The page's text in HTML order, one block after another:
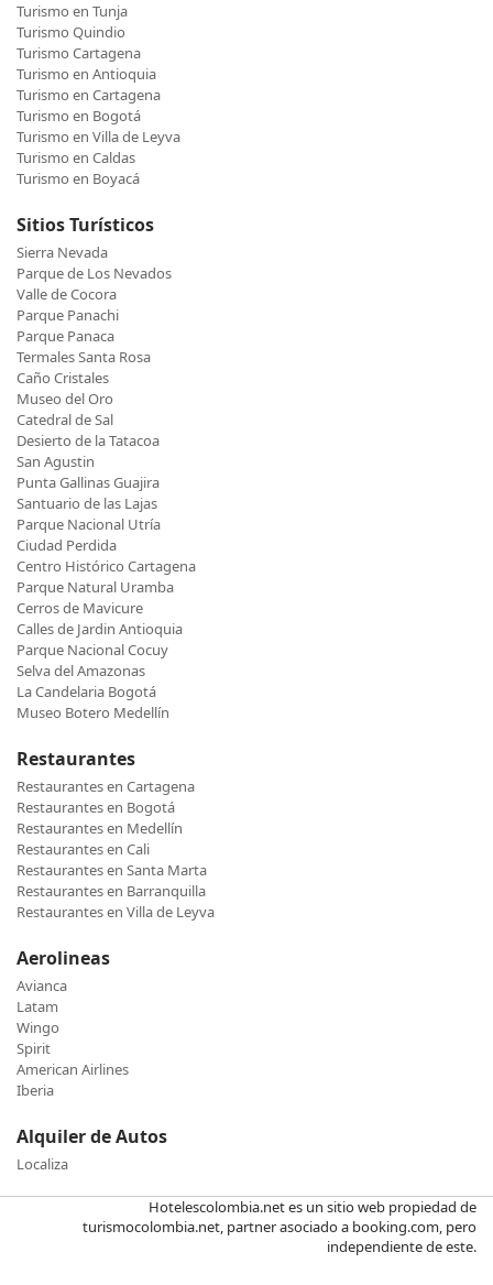
Turismo en Tunja
Turismo Quindio
Turismo Cartagena
Turismo en Antioquia
Turismo en Cartagena
Turismo en Bogotá
Turismo en Villa de Leyva
Turismo en Caldas
Turismo en Boyacá
Sitios Turísticos
Sierra Nevada
Parque de Los Nevados
Valle de Cocora
Parque Panachi
Parque Panaca
Termales Santa Rosa
Caño Cristales
Museo del Oro
Catedral de Sal
Desierto de la Tatacoa
San Agustin
Punta Gallinas Guajira
Santuario de las Lajas
Parque Nacional Utría
Ciudad Perdida
Centro Histórico Cartagena
Parque Natural Uramba
Cerros de Mavicure
Calles de Jardin Antioquia
Parque Nacional Cocuy
Selva del Amazonas
La Candelaria Bogotá
Museo Botero Medellín
Restaurantes
Restaurantes en Cartagena
Restaurantes en Bogotá
Restaurantes en Medellín
Restaurantes en Cali
Restaurantes en Santa Marta
Restaurantes en Barranquilla
Restaurantes en Villa de Leyva
Aerolineas
Avianca
Latam
Wingo
Spirit
American Airlines
Iberia
Alquiler de Autos
Localiza
Hotelescolombia.net es un sitio web propiedad de
turismocolombia.net, partner asociado a booking.com, pero
independiente de este.